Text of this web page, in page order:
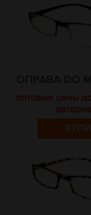
оптовые цены